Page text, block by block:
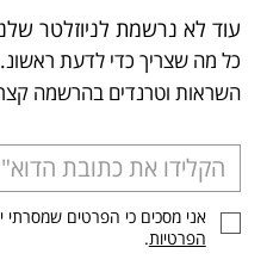
עוד לא נרשמת לניוזלטר
כל מה שצריך כדי לדעת
השראות וטרנדים בהרשמה
אני מסכים כי הפרטים שמסרתי
הפרטיות.